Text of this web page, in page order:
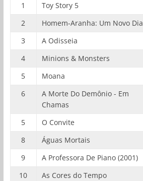
1
Toy Story 5
2
Homem-Aranha: Um Novo Dia
3
A Odisseia
4
Minions & Monsters
5
Moana
6
A Morte Do Demônio - Em
Chamas
5 O Convite
8
Águas Mortais
9
A Professora De Piano (2001)
10
As Cores do Tempo